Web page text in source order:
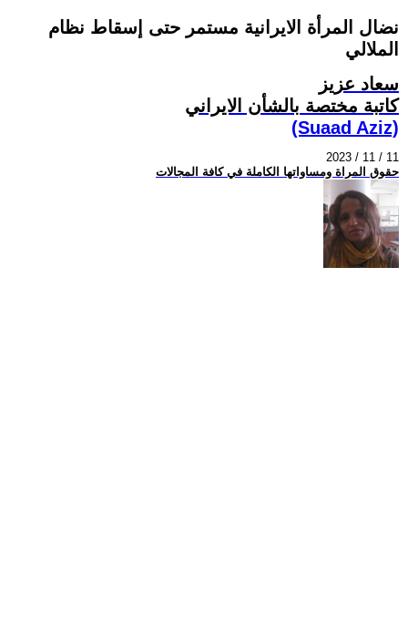
نضال المرأة الايرانية مستمر حتى إسقاط نظام
الملالي
سعاد عزيز
کاتبة مختصة بالشأن الايراني
(Suaad Aziz)
2023 / 11 / 11
حقوق المراة ومساواتها الكاملة في كافة المجالات